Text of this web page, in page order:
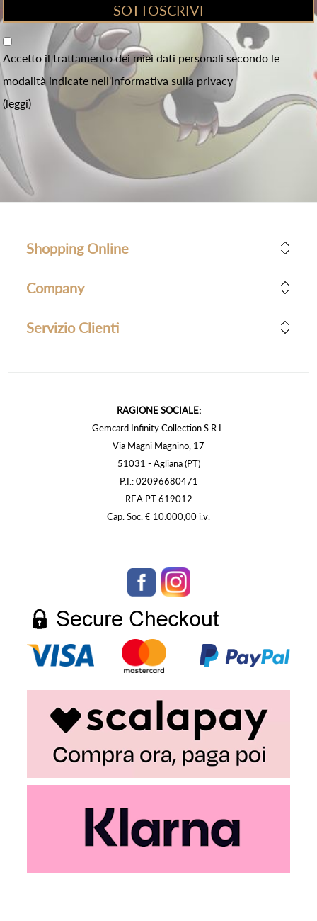
Accetto il trattamento dei miei dati personali secondo le
modalità indicate nell'informativa sulla privacy
(leggi)
Shopping Online
Company
Servizio Clienti
RAGIONE SOCIALE:
Gemcard Infinity Collection S.R.L.
Via Magni Magnino, 17
51031 - Agliana (PT)
P.I.: 02096680471
REA PT 619012
Cap. Soc. € 10.000,00 i.v.